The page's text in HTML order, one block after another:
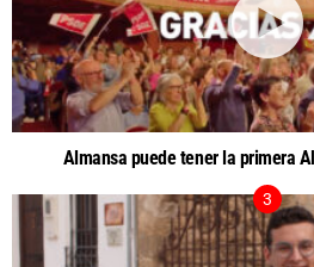
Almansa puede tener la primera